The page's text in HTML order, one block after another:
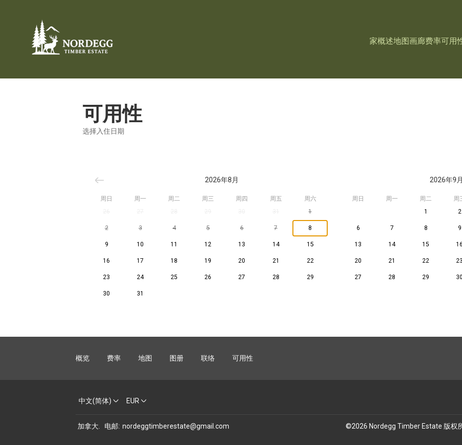
家概述地图画廊费率可用
可用性
选择入住日期
2026年8月 2026年9月
周日 周一 周二 周三 周四 周五
周六
1
2 3 4 5 6 7 8
9 10 11 12 13 14 15
16 17 18 19 20 21 22
23 24 25 26 27 28 29
30 31
周日 周一 周二 周
1
2
6 7 8 9
13 14 15 16
20 21 22 23
27 28 29 30
概览 费率 地图 图册 联络 可用性
中文(简体) EUR
加拿大 电邮: nordeggtimberestate@gmail.com ©2026 Nordegg Timber Estate 版权